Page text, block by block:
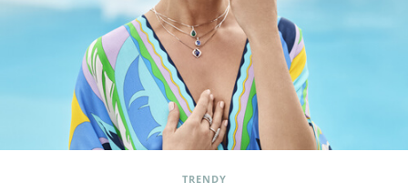
TRENDY